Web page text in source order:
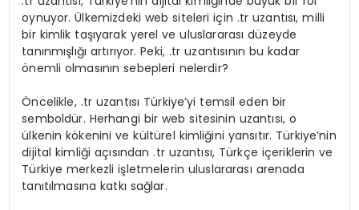
oynuyor. Ülkemizdeki web siteleri için .tr uzantısı, milli
bir kimlik taşıyarak yerel ve uluslararası düzeyde
tanınmışlığı artırıyor. Peki, .tr uzantısının bu kadar
önemli olmasının sebepleri nelerdir?
Öncelikle, .tr uzantısı Türkiye’yi temsil eden bir
semboldür. Herhangi bir web sitesinin uzantısı, o
ülkenin kökenini ve kültürel kimliğini yansıtır. Türkiye’nin
dijital kimliği açısından .tr uzantısı, Türkçe içeriklerin ve
Türkiye merkezli işletmelerin uluslararası arenada
tanıtılmasına katkı sağlar.